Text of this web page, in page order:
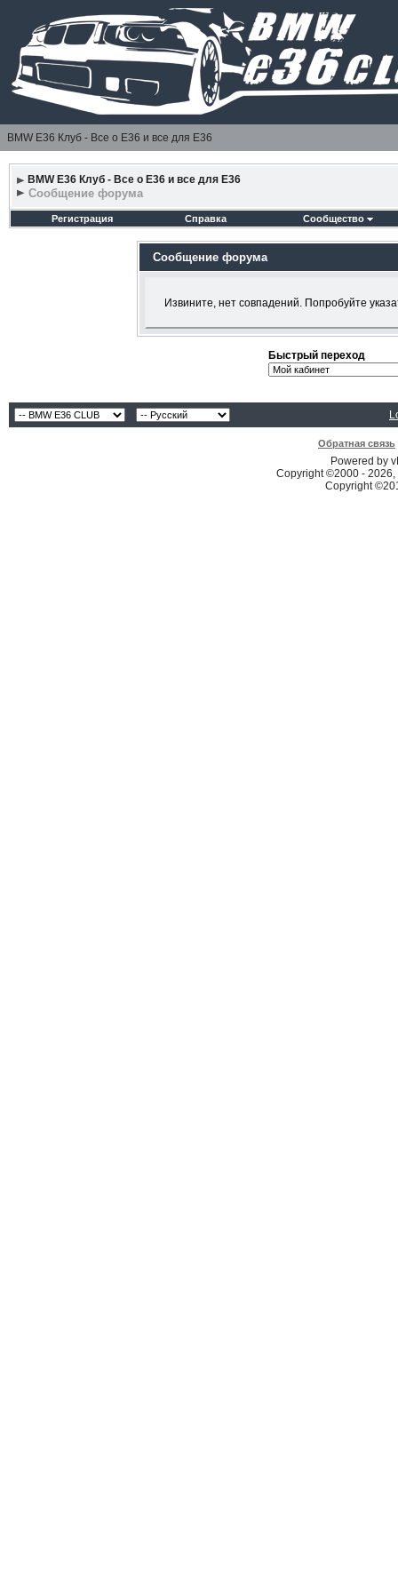
BMW E36 Клуб - Все о Е36 и все для Е36
BMW E36 Клуб - Все о Е36 и все для Е36
Сообщение форума
Регистрация Справка Сообщество
Сообщение форума
Извините, нет совпадений. Попробуйте
Быстрый переход
Обратная связь
Powered by
Copyright ©2000 -
Copyright